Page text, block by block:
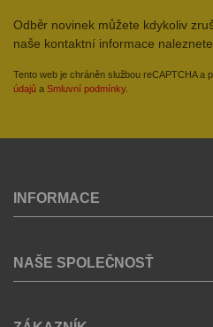
Odběr novinek můžete kdykoliv
naše kontaktní informace
Tento web je chráněn službou reCAPTCHA a
údajů a Smluvní podmínky.
INFORMACE
NAŠE SPOLEČNOSŤ